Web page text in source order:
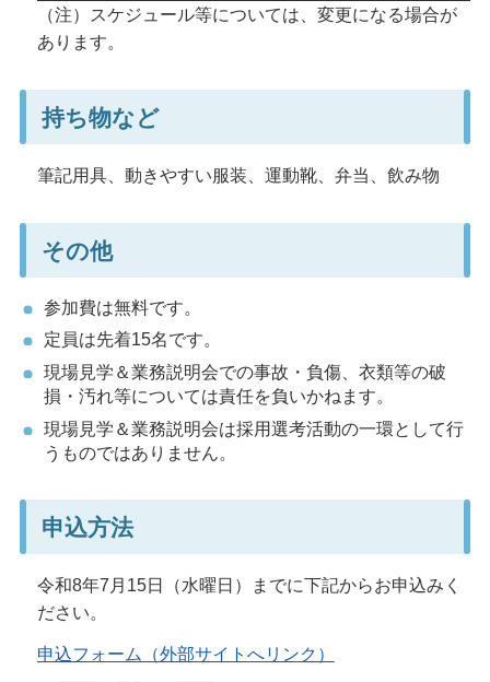
（注）スケジュール等については、変更になる場合が
あります。
持ち物など
筆記用具、動きやすい服装、運動靴、弁当、飲み物
その他
参加費は無料です。
定員は先着15名です。
現場見学＆業務説明会での事故・負傷、衣類等の破
損・汚れ等については責任を負いかねます。
現場見学＆業務説明会は採用選考活動の一環として行
うものではありません。
申込方法
令和8年7月15日（水曜日）までに下記からお申込みく
ださい。
申込フォーム（外部サイトへリンク）